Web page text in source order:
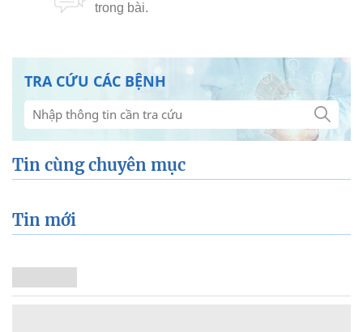
TRA CỨU CÁC BỆNH
Tin cùng chuyên mục
Tin mới